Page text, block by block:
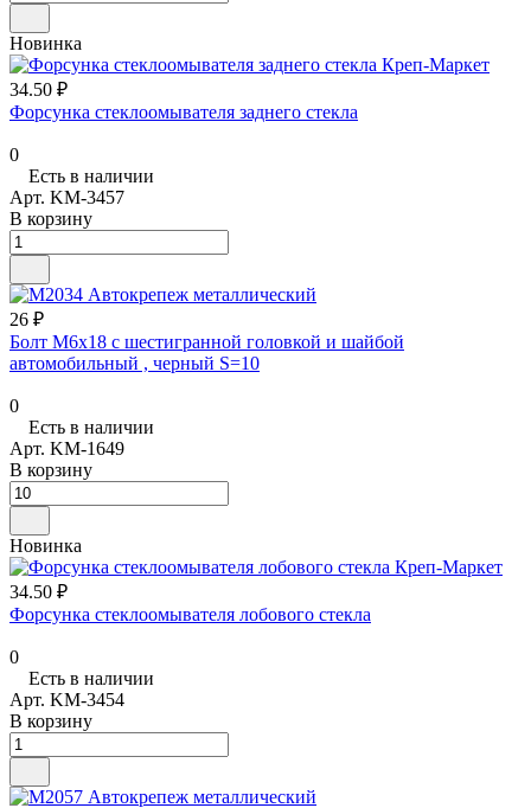
Новинка
34.50 ₽
Форсунка стеклоомывателя заднего стекла
0
Есть в наличии
Арт. KM-3457
В корзину
26 ₽
Болт М6x18 с шестигранной головкой и шайбой
автомобильный , черный S=10
0
Есть в наличии
Арт. KM-1649
В корзину
Новинка
34.50 ₽
Форсунка стеклоомывателя лобового стекла
0
Есть в наличии
Арт. KM-3454
В корзину